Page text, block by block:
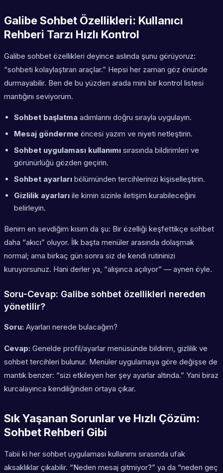
Galibe Sohbet Özellikleri: Kullanıcı
Rehberi Tarzı Hızlı Kontrol
Galibe sohbet özellikleri deyince aslında şunu görüyoruz:
“sohbeti kolaylaştıran araçlar.” Hepsi her zaman göz önünde
durmayabilir. Ben de bu yüzden arada mini bir kontrol listesi
mantığını seviyorum.
Sohbet başlatma adımlarını doğru sırayla uygulayın.
Mesaj gönderme öncesi yazım ve niyeti netleştirin.
Sohbet uygulaması kullanımı sırasında bildirimleri ve
görünürlüğü gözden geçirin.
Sohbet ayarları bölümünden tercihlerinizi kişiselleştirin.
Gizlilik ayarları ile kimin sizinle iletişim kurabileceğini
belirleyin.
Benim en sevdiğim kısım da şu: Bir özelliği keşfettikçe sohbet
daha “akıcı” oluyor. İlk başta menüler arasında dolaşmak
normal; ama birkaç gün sonra siz de kendi rutininizi
kuruyorsunuz. Hani derler ya, “alışınca açılıyor” — aynen öyle.
Soru-Cevap: Galibe sohbet özellikleri nereden
yönetilir?
Soru: Ayarları nerede bulacağım?
Cevap: Genelde profil/ayarlar menüsünde bildirim, gizlilik ve
sohbet tercihleri bulunur. Menüler uygulamaya göre değişse de
mantık benzer: “sizi etkileyen her şey ayarlar altında.” Yani biraz
kurcalayınca kendiliğinden ortaya çıkar.
Sık Yaşanan Sorunlar ve Hızlı Çözüm:
Sohbet Rehberi Gibi
Tabii ki her sohbet uygulaması kullanımı sırasında ufak
aksaklıklar çıkabilir. “Neden mesaj gitmiyor?” ya da “neden geç